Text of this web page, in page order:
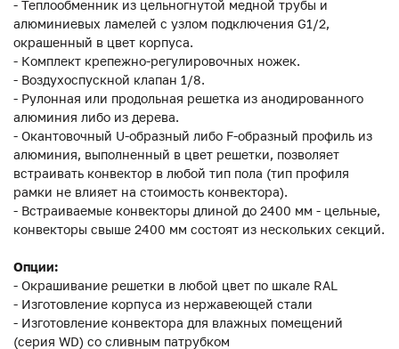
- Теплообменник из цельногнутой медной трубы и
алюминиевых ламелей с узлом подключения G1/2,
окрашенный в цвет корпуса.
- Комплект крепежно-регулировочных ножек.
- Воздухоспускной клапан 1/8.
- Рулонная или продольная решетка из анодированного
алюминия либо из дерева.
- Окантовочный U-образный либо F-образный профиль из
алюминия, выполненный в цвет решетки, позволяет
встраивать конвектор в любой тип пола (тип профиля
рамки не влияет на стоимость конвектора).
- Встраиваемые конвекторы длиной до 2400 мм - цельные,
конвекторы свыше 2400 мм состоят из нескольких секций.
Опции:
- Окрашивание решетки в любой цвет по шкале RAL
- Изготовление корпуса из нержавеющей стали
- Изготовление конвектора для влажных помещений
(серия WD) со сливным патрубком